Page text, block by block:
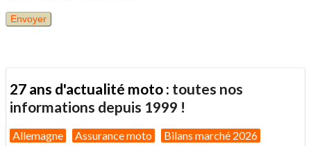
27 ans d'actualité moto : toutes nos
informations depuis 1999 !
Allemagne Assurance moto Bilans marché 2026